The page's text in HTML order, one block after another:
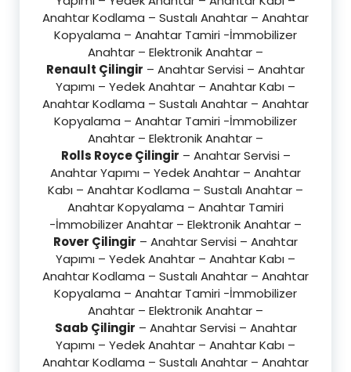
Anahtar Kodlama – Sustalı Anahtar – Anahtar
Kopyalama – Anahtar Tamiri -İmmobilizer
Anahtar – Elektronik Anahtar –
Renault Çilingir – Anahtar Servisi – Anahtar
Yapımı – Yedek Anahtar – Anahtar Kabı –
Anahtar Kodlama – Sustalı Anahtar – Anahtar
Kopyalama – Anahtar Tamiri -İmmobilizer
Anahtar – Elektronik Anahtar –
Rolls Royce Çilingir – Anahtar Servisi –
Anahtar Yapımı – Yedek Anahtar – Anahtar
Kabı – Anahtar Kodlama – Sustalı Anahtar –
Anahtar Kopyalama – Anahtar Tamiri
-İmmobilizer Anahtar – Elektronik Anahtar –
Rover Çilingir – Anahtar Servisi – Anahtar
Yapımı – Yedek Anahtar – Anahtar Kabı –
Anahtar Kodlama – Sustalı Anahtar – Anahtar
Kopyalama – Anahtar Tamiri -İmmobilizer
Anahtar – Elektronik Anahtar –
Saab Çilingir – Anahtar Servisi – Anahtar
Yapımı – Yedek Anahtar – Anahtar Kabı –
Anahtar Kodlama – Sustalı Anahtar – Anahtar